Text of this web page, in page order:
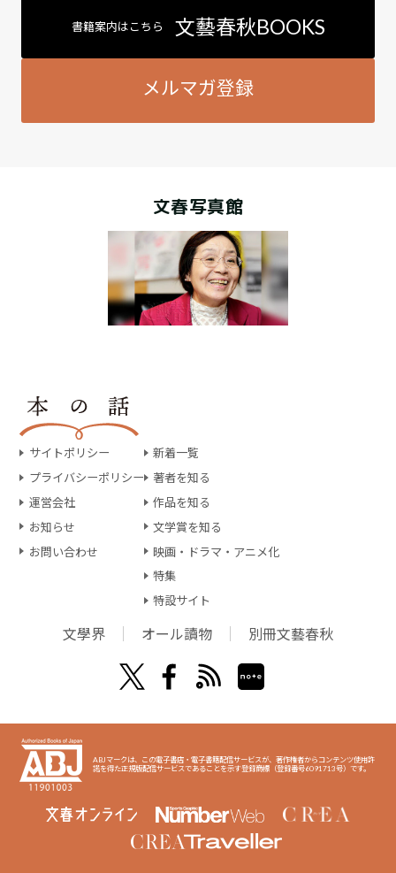
書籍案内はこちら 文藝春秋BOOKS
メルマガ登録
文春写真館
サイトポリシー
プライバシーポリシー
運営会社
お知らせ
お問い合わせ
新着一覧
著者を知る
作品を知る
文学賞を知る
映画・ドラマ・アニメ化
特集
特設サイト
文學界 オール讀物 別冊文藝春秋
ABJマークは、この電子書店・電子書籍配信サービスが、著作権者からコンテンツ使用許
諾を得た正規版配信サービスであることを示す登録商標（登録番号6091713号）です。